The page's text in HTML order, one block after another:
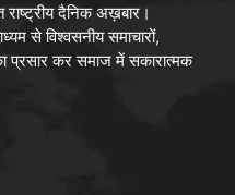
राष्ट्रीय दैनिक अख़बार।
से विश्वसनीय समाचारों,
प्रसार कर समाज में सकारात्मक